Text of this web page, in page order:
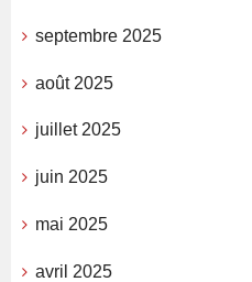
septembre 2025
août 2025
juillet 2025
juin 2025
mai 2025
avril 2025